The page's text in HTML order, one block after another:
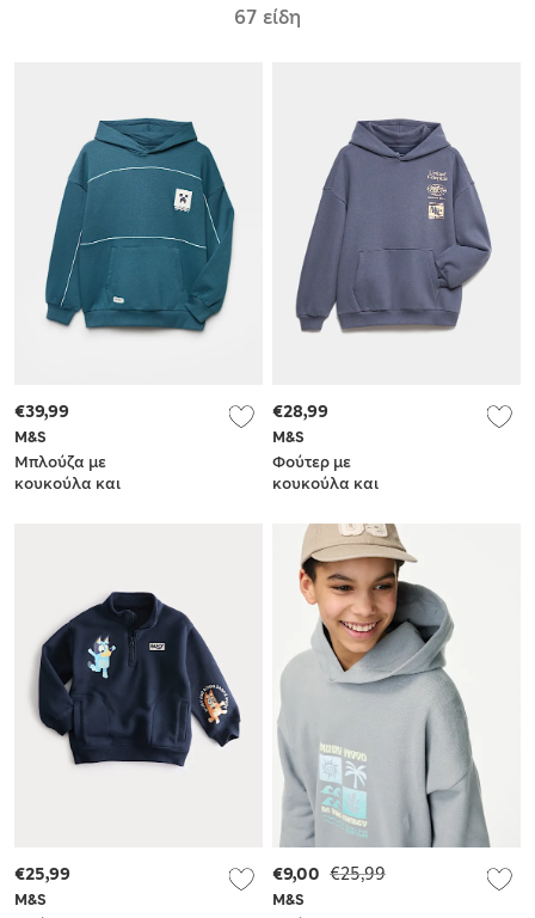
67 είδη
M&S
Μπλούζα με
κουκούλα και
€39,99
M&S
Φούτερ με
κουκούλα και
περιεκτικότητα σε
βαμβάκι (6-16 ετών)
€28,99
M&S
€25,99
M&S
€25,99
€9,00